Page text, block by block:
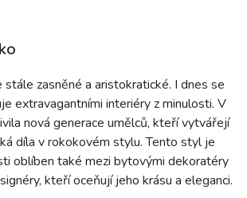
zasněné a aristokratické. I dnes se
extravagantními interiéry z minulosti. V
nová generace umělců, kteří vytvářejí
díla v rokokovém stylu. Tento styl je
oblíben také mezi bytovými dekoratéry
kteří oceňují jeho krásu a eleganci.